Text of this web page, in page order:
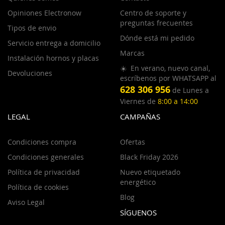
Opiniones Electronow
Tipos de envio
Servicio entrega a domicilio
Instalación hornos y placas
Devoluciones
Centro de soporte y
preguntas frecuentes
Dónde está mi pedido
Marcas
☀️ En verano, nuevo canal,
escríbenos por WHATSAPP al
628 306 956 de Lunes a
Viernes de 8:00 a 14:00
LEGAL
Condiciones compra
Condiciones generales
Política de privacidad
Política de cookies
Aviso Legal
CAMPAÑAS
Ofertas
Black Friday 2026
Nuevo etiquetado
energético
Blog
SÍGUENOS